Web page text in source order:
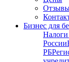
Бизнес для
Налоги
России
РБ